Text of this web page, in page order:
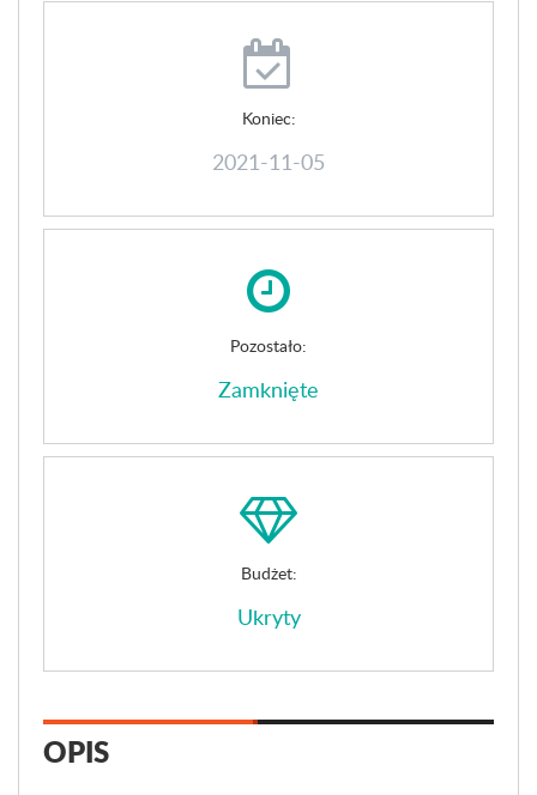
Koniec:
2021-11-05
Pozostało:
Zamknięte
Budżet:
Ukryty
OPIS